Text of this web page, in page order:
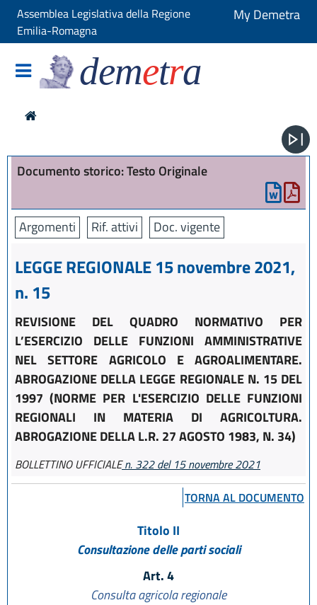
Assemblea Legislativa della Regione
Emilia-Romagna
My Demetra
demetra
Documento storico: Testo Originale
Argomenti Rif. attivi Doc. vigente
LEGGE REGIONALE 15 novembre 2021,
n. 15
REVISIONE DEL QUADRO NORMATIVO PER
L’ESERCIZIO DELLE FUNZIONI AMMINISTRATIVE
NEL SETTORE AGRICOLO E AGROALIMENTARE.
ABROGAZIONE DELLA LEGGE REGIONALE N. 15 DEL
1997 (NORME PER L'ESERCIZIO DELLE FUNZIONI
REGIONALI IN MATERIA DI AGRICOLTURA.
ABROGAZIONE DELLA L.R. 27 AGOSTO 1983, N. 34)
BOLLETTINO UFFICIALEn. 322 del 15 novembre 2021
TORNA AL DOCUMENTO
Titolo II
Consultazione delle parti sociali
Art. 4
Consulta agricola regionale